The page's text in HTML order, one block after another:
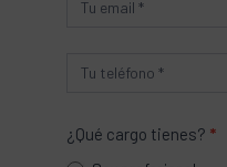
¿Qué cargo tienes? *